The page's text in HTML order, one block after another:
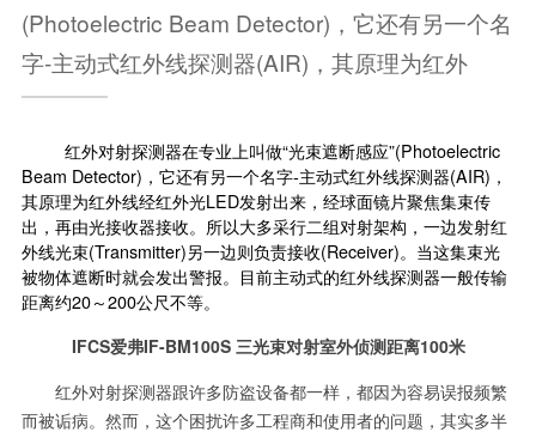
(Photoelectric Beam Detector)，它还有另一个名
字-主动式红外线探测器(AIR)，其原理为红外
红外对射探测器在专业上叫做“光束遮断感应”(Photoelectric
Beam Detector)，它还有另一个名字-主动式红外线探测器(AIR)，
其原理为红外线经红外光LED发射出来，经球面镜片聚焦集束传
出，再由光接收器接收。所以大多采行二组对射架构，一边发射红
外线光束(Transmitter)另一边则负责接收(Receiver)。当这集束光
被物体遮断时就会发出警报。目前主动式的红外线探测器一般传输
距离约20～200公尺不等。
IFCS爱弗IF-BM100S 三光束对射室外侦测距离100米
红外对射探测器跟许多防盗设备都一样，都因为容易误报频繁
而被诟病。然而，这个困扰许多工程商和使用者的问题，其实多半